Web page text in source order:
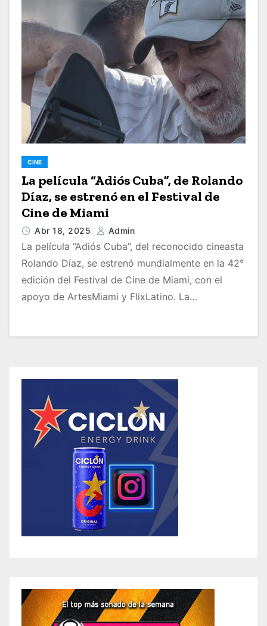
CINE
La película “Adiós Cuba”, de Rolando
Díaz, se estrenó en el Festival de
Cine de Miami
Abr 18, 2025 Admin
La película “Adiós Cuba”, del reconocido cineasta
Rolando Díaz, se estrenó mundialmente en la 42°
edición del Festival de Cine de Miami, con el
apoyo de ArtesMiami y FlixLatino. La…